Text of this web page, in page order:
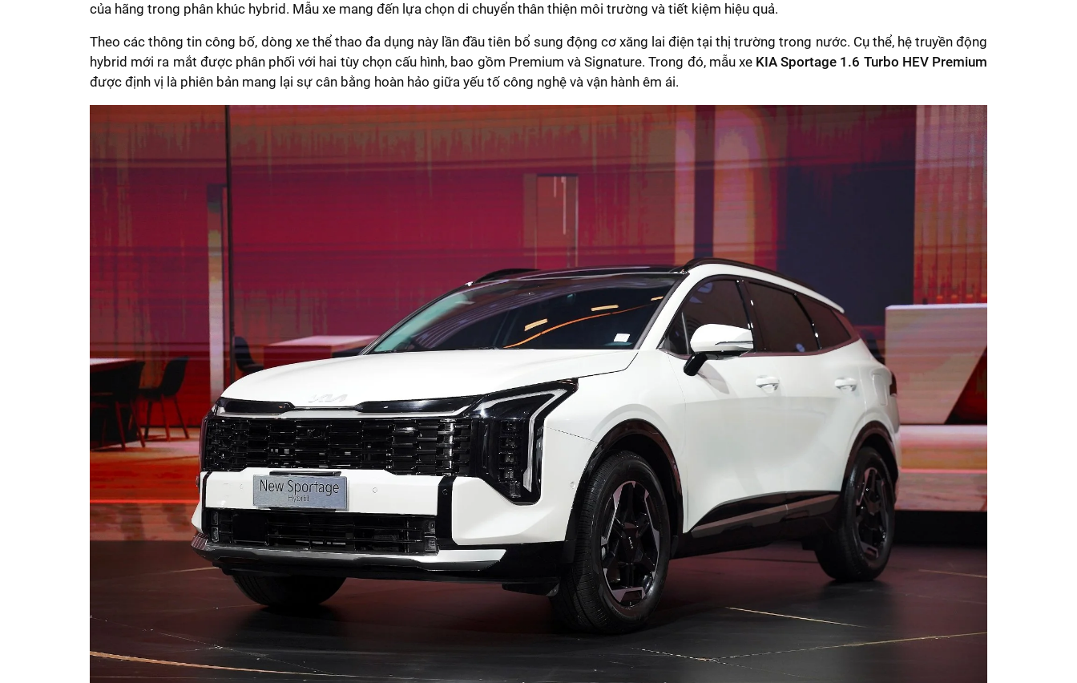
của hãng trong phân khúc hybrid. Mẫu xe mang đến lựa chọn di chuyển thân thiện môi trường và tiết kiệm hiệu quả.
Theo các thông tin công bố, dòng xe thể thao đa dụng này lần đầu tiên bổ sung động cơ xăng lai điện tại thị trường trong nước. Cụ thể, hệ truyền động
hybrid mới ra mắt được phân phối với hai tùy chọn cấu hình, bao gồm Premium và Signature. Trong đó, mẫu xe KIA Sportage 1.6 Turbo HEV Premium
được định vị là phiên bản mang lại sự cân bằng hoàn hảo giữa yếu tố công nghệ và vận hành êm ái.